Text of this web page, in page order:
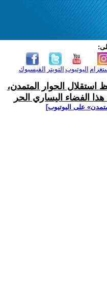
الفيسبوك التويتر اليوتيوب
استقلال الحوار المتمدن،
الفضاء اليساري الحر
على اليوتيوب]